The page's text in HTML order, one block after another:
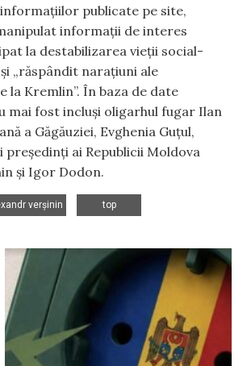
informațiilor publicate pe site,
informații de interes
la destabilizarea vieții social-
„răspândit narațiuni ale
la Kremlin”. În baza de date
mai fost incluși oligarhul fugar Ilan
a Găgăuziei, Evghenia Guțul,
președinți ai Republicii Moldova
și Igor Dodon.
verșinin
top